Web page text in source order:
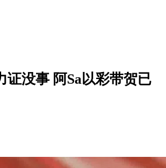
证没事 阿Sa以彩带贺已